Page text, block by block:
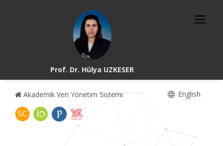
Prof. Dr. Hülya UZKESER
Akademik Veri Yönetim Sistemi English